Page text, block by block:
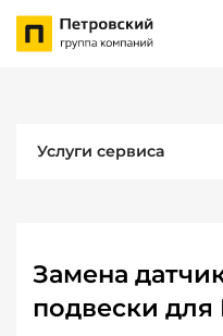
Услуги сервиса
Замена
подвески